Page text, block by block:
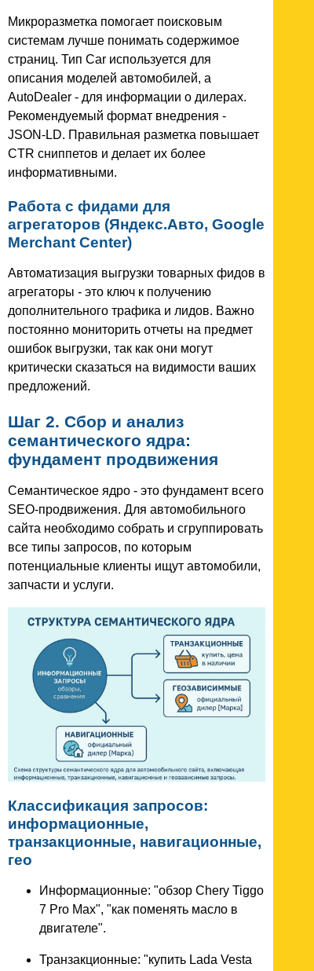
Микроразметка помогает поисковым
системам лучше понимать содержимое
страниц. Тип Car используется для
описания моделей автомобилей, а
AutoDealer - для информации о дилерах.
Рекомендуемый формат внедрения -
JSON-LD. Правильная разметка повышает
CTR сниппетов и делает их более
информативными.
Работа с фидами для
агрегаторов (Яндекс.Авто, Google
Merchant Center)
Автоматизация выгрузки товарных фидов в
агрегаторы - это ключ к получению
дополнительного трафика и лидов. Важно
постоянно мониторить отчеты на предмет
ошибок выгрузки, так как они могут
критически сказаться на видимости ваших
предложений.
Шаг 2. Сбор и анализ
семантического ядра:
фундамент продвижения
Семантическое ядро - это фундамент всего
SEO-продвижения. Для автомобильного
сайта необходимо собрать и сгруппировать
все типы запросов, по которым
потенциальные клиенты ищут автомобили,
запчасти и услуги.
Классификация запросов:
информационные,
транзакционные, навигационные,
гео
Информационные: "обзор Chery Tiggo
7 Pro Max", "как поменять масло в
двигателе".
Транзакционные: "купить Lada Vesta